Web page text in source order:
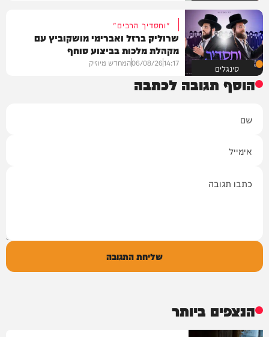
סינגלים
"וחסדיך הרבים"
שרוליק ברזל ואברימי מושקוביץ עם
מקהלת מלכות בביצוע סוחף
14:17
06/08/26המחדש מיוזיק
הוסף תגובה לכתבה
שליחת התגובה
הנצפים ביותר